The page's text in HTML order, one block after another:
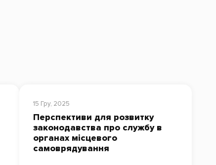
15 Гру, 2025
Перспективи для розвитку
законодавства про службу в
органах місцевого
самоврядування